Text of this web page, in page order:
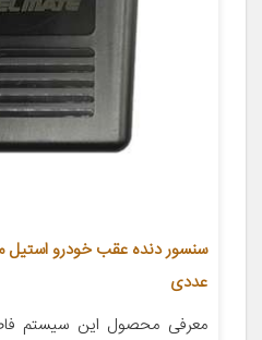
عددی
معرفی محصول این سیستم